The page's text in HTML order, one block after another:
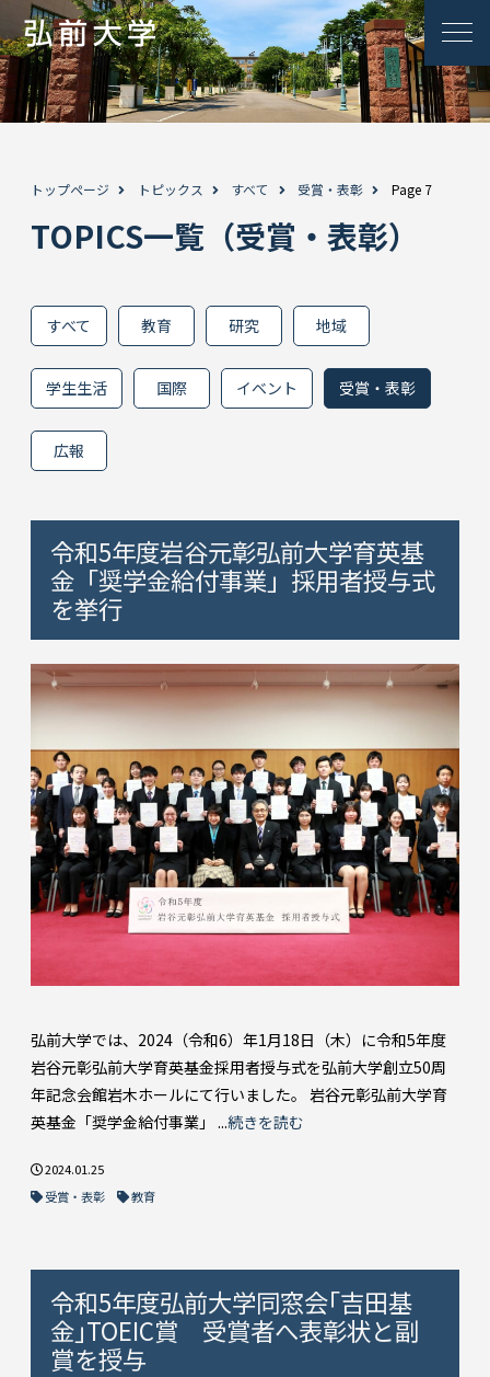
トップページ トピックス すべて 受賞・表彰 Page 7
TOPICS一覧（受賞・表彰）
すべて 教育 研究 地域
学生生活 国際 イベント 受賞・表彰
広報
令和5年度岩谷元彰弘前大学育英基
金「奨学金給付事業」採用者授与式
を挙行
弘前大学では、2024（令和6）年1月18日（木）に令和5年度
岩谷元彰弘前大学育英基金採用者授与式を弘前大学創立50周
年記念会館岩木ホールにて行いました。 岩谷元彰弘前大学育
英基金「奨学金給付事業」 ...続きを読む
2024.01.25
受賞・表彰
教育
令和5年度弘前大学同窓会｢吉田基
金｣TOEIC賞 受賞者へ表彰状と副
賞を授与